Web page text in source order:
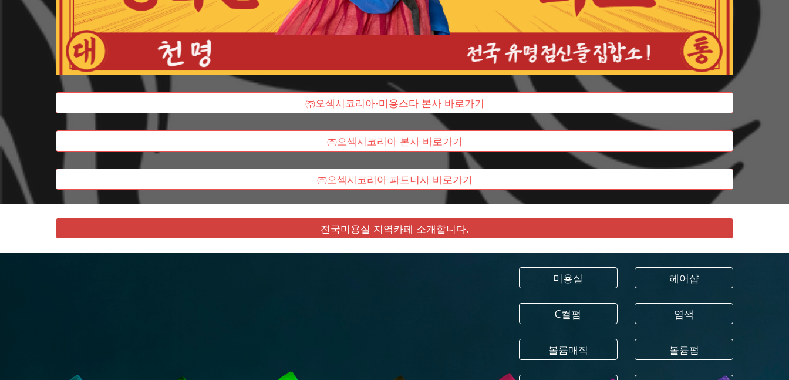
㈜오섹시코리아-미용스타 본사 바로가기
㈜오섹시코리아 본사 바로가기
㈜오섹시코리아 파트너사 바로가기
전국미용실 지역카페 소개합니다.
미용실
C컬펌
볼륨매직
헤어샵
염색
볼륨펌